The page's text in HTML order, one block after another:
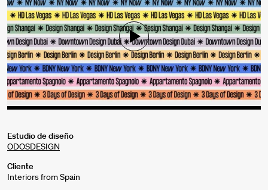
Mute Settings
Estudio de diseño
ODOSDESIGN
Cliente
Interiors from Spain